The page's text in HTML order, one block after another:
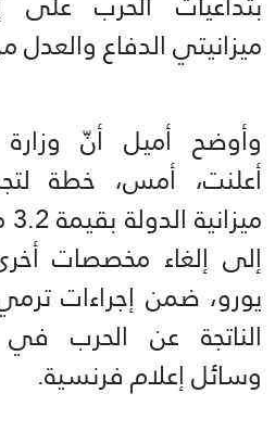
ميزانيتي الدفاع
وأوضح أميل أنّ وزارة
أعلنت، أمس، خطة
يورو، ضمن إجراءات
الناتجة عن الحرب
وسائل إعلام فرنسية.